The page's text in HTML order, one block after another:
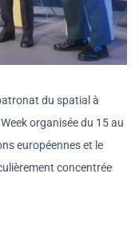
du spatial à
organisée du 15 au
européennes et le
concentrée